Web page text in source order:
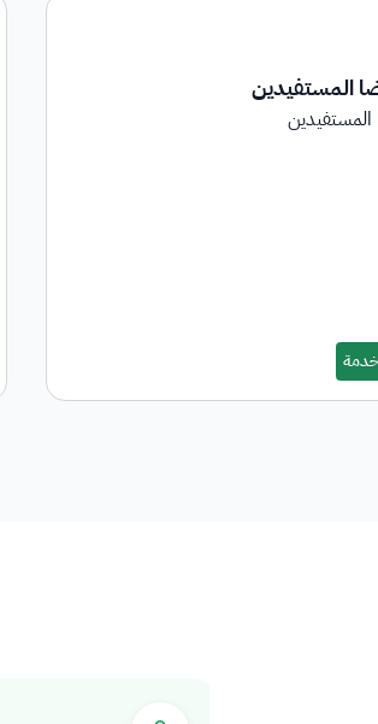
المرجعة على الجهات الحكومية